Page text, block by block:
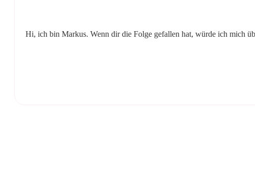
Hi, ich bin Markus. Wenn dir die Folge gefallen hat, würde ich mich